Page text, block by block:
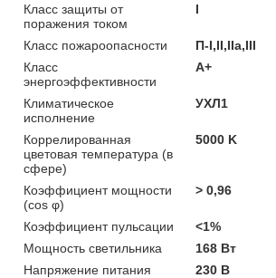
Класс защиты от
поражения током
I
Класс пожароопасности
П-I,II,IIa,ІІІ
Класс
энергоэффективности
A+
Климатическое
исполнение
УХЛ1
Коррелированная
цветовая температура (в
сфере)
5000 K
Коэффициент мощности
(cos φ)
> 0,96
Коэффициент пульсации
<1%
Мощность светильника
168 Вт
Напряжение питания
230 В